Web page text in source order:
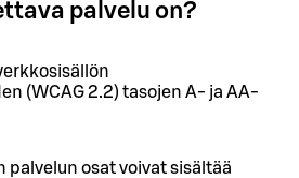
palvelu on?
(WCAG 2.2) tasojen A- ja AA-
palvelun osat voivat sisältää